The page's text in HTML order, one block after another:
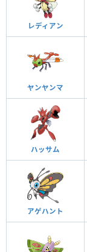
レディアン
ヤンヤンマ
ハッサム
アゲハント